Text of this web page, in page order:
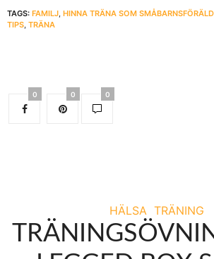
TAGS: FAMILJ, HINNA TRÄNA SOM
TIPS, TRÄNA
0 0 0
HÄLSA TRÄNING